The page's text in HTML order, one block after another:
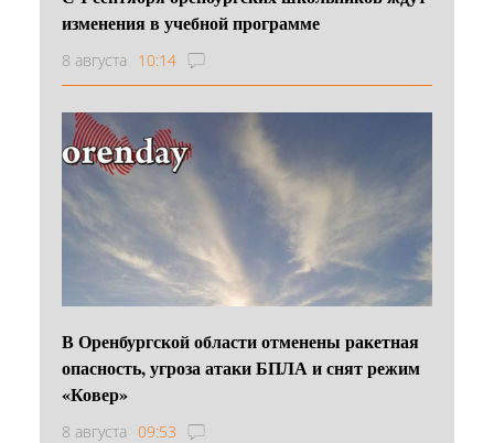
изменения в учебной программе
8 августа 10:14
В Оренбургской области отменены ракетная
опасность, угроза атаки БПЛА и снят режим
«Ковер»
8 августа 09:53